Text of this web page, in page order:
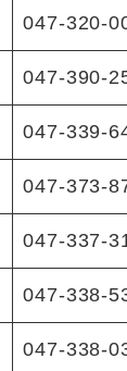
047-320-
047-390-
047-339-
047-373-
047-337-
047-338-
047-338-